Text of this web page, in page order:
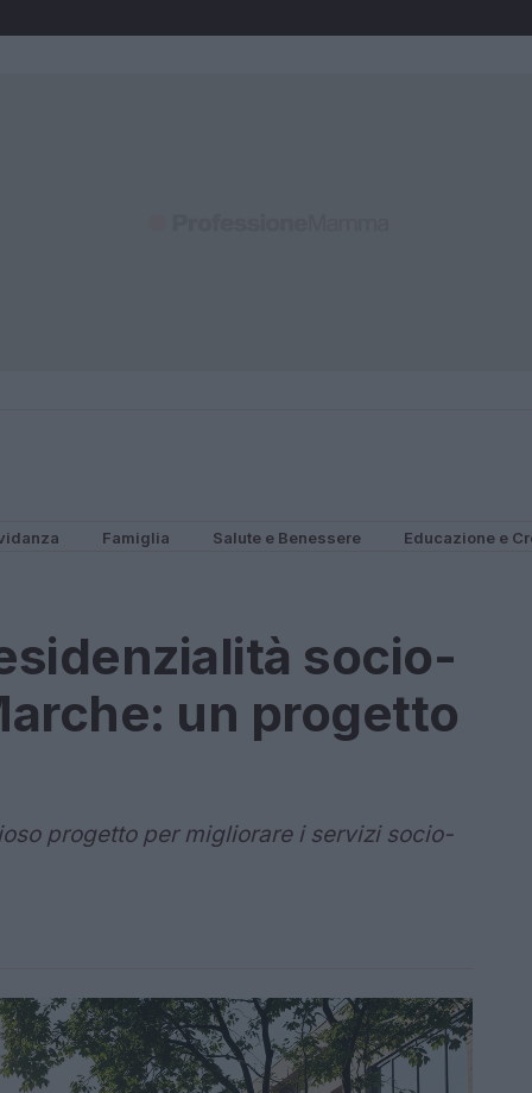
Famiglia Salute e Benessere Educazione e
socio-
un progetto
progetto per migliorare i servizi socio-